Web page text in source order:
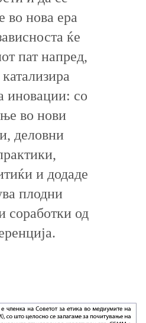
во нова ера
ќе
пат напред,
иновации: со
во нови
деловни
и додаде
плодни
соработки од